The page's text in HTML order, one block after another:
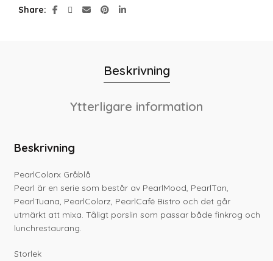
Share
Beskrivning
Ytterligare information
Beskrivning
PearlColorx Gråblå
Pearl är en serie som består av PearlMood, PearlTan,
PearlTuana, PearlColorz, PearlCafé Bistro och det går
utmärkt att mixa. Tåligt porslin som passar både finkrog och
lunchrestaurang.
Storlek